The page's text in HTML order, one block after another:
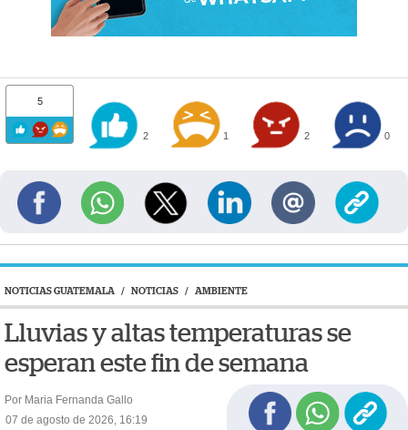
5
2 1 2 0
NOTICIAS GUATEMALA / NOTICIAS / AMBIENTE
Lluvias y altas temperaturas se
esperan este fin de semana
Por Maria Fernanda Gallo
07 de agosto de 2026, 16:19